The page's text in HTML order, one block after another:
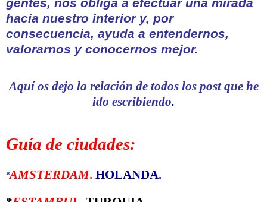
hacia nuestro interior y, por
consecuencia, ayuda a entendernos,
valorarnos y conocernos mejor.
Aquí os dejo la relación de todos los post que he
ido escribiendo.
Guía de ciudades:
*AMSTERDAM. HOLANDA.